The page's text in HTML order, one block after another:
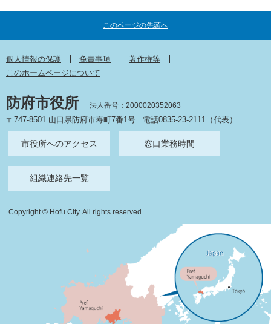
このページの先頭へ
個人情報の保護 免責事項
著作権等
このホームページについて
防府市役所 法人番号：2000020352063
〒747-8501 山口県防府市寿町7番1号 電話0835-23-2111（代表）
市役所へのアクセス 窓口業務時間
組織連絡先一覧
Copyright © Hofu City. All rights reserved.